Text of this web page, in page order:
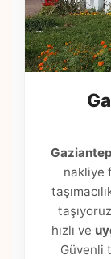
nakliye
hızlı ve
Güvenli